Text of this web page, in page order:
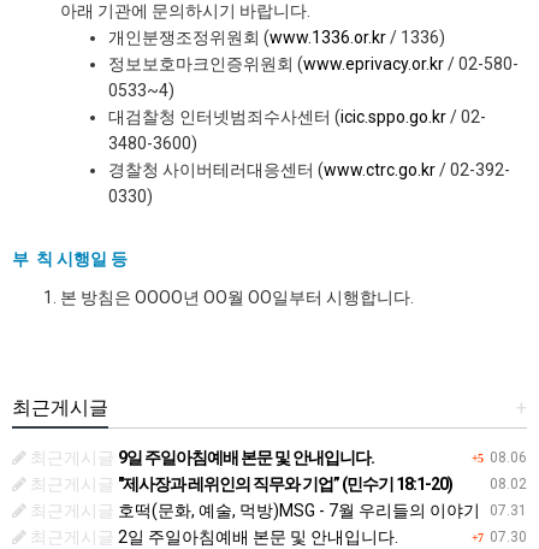
아래 기관에 문의하시기 바랍니다.
개인분쟁조정위원회 (www.1336.or.kr/ 1336)
정보보호마크인증위원회 (www.eprivacy.or.kr/ 02-580-
0533~4)
대검찰청 인터넷범죄수사센터 (icic.sppo.go.kr/ 02-
3480-3600)
경찰청 사이버테러대응센터 (www.ctrc.go.kr/ 02-392-
0330)
부 칙 시행일 등
본 방침은 OOOO년 OO월 OO일부터 시행합니다.
+
최근게시글
+5 08.06
최근게시글 9일 주일아침예배 본문 및 안내입니다.
08.02
최근게시글 "제사장과 레위인의 직무와 기업” (민수기 18:1-20)
07.31
최근게시글 호떡(문화, 예술, 먹방)MSG - 7월 우리들의 이야기
+7 07.30
최근게시글 2일 주일아침예배 본문 및 안내입니다.